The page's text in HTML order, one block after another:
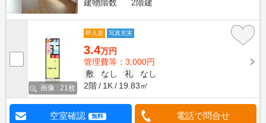
建物階数
2階建
画像 : 21枚
即入居 写真充実
3.4万円
管理費等：3,000円
敷
なし 礼
なし
2階
1K 19.83㎡
空室確認 無料 電話で問合せ